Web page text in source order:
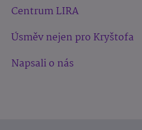
Centrum LIRA
Úsměv nejen pro Kryštofa
Napsali o nás